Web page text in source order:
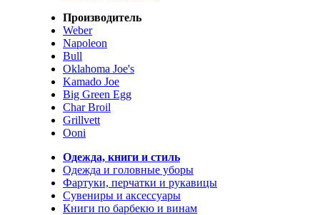
Производитель
Weber
Napoleon
Bull
Oklahoma Joe's
Kamado Joe
Big Green Egg
Char Broil
Grillvett
Ooni
Одежда, книги и стиль
Одежда и головные уборы
Фартуки, перчатки и рукавицы
Сувениры и аксессуары
Книги по барбекю и винам